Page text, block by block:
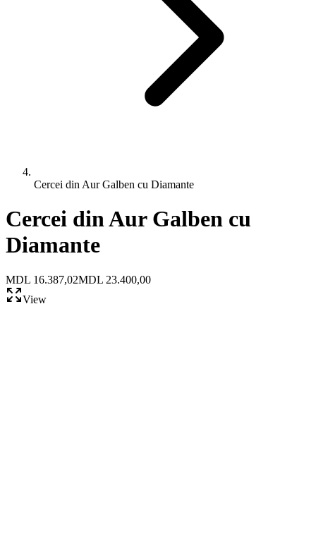
Cercei din Aur Galben cu Diamante
Cercei din Aur Galben cu
Diamante
MDL 16.387,02MDL 23.400,00
View